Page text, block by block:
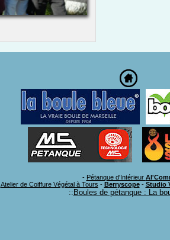
- Pétanque d'Intérieur
Atelier de Coiffure Végétal à Tours - Berryscope- Studio
:: Boules de pétanque : La